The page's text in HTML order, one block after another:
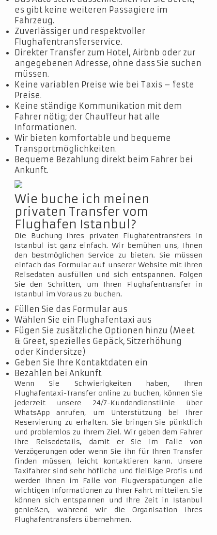
es gibt keine weiteren Passagiere im
Fahrzeug.
Zuverlässiger und respektvoller
Flughafentransferservice.
Direkter Transfer zum Hotel, Airbnb oder zur
angegebenen Adresse, ohne dass Sie suchen
müssen.
Keine variablen Preise wie bei Taxis – feste
Preise.
Keine ständige Kommunikation mit dem
Fahrer nötig; der Chauffeur hat alle
Informationen.
Wir bieten komfortable und bequeme
Transportmöglichkeiten.
Bequeme Bezahlung direkt beim Fahrer bei
Ankunft.
Wie buche ich meinen
privaten Transfer vom
Flughafen Istanbul?
Die Buchung Ihres privaten Flughafentransfers in
Istanbul ist ganz einfach. Wir bemühen uns, Ihnen
den bestmöglichen Service zu bieten. Sie müssen
einfach das Formular auf unserer Website mit Ihren
Reisedaten ausfüllen und sich entspannen. Folgen
Sie den Schritten, um Ihren Flughafentransfer in
Istanbul im Voraus zu buchen.
Füllen Sie das Formular aus
Wählen Sie ein Flughafentaxi aus
Fügen Sie zusätzliche Optionen hinzu (Meet
& Greet, spezielles Gepäck, Sitzerhöhung
oder Kindersitze)
Geben Sie Ihre Kontaktdaten ein
Bezahlen bei Ankunft
Wenn Sie Schwierigkeiten haben, Ihren
Flughafentaxi-Transfer online zu buchen, können Sie
jederzeit unsere 24/7-Kundendienstlinie über
WhatsApp anrufen, um Unterstützung bei Ihrer
Reservierung zu erhalten. Sie bringen Sie pünktlich
und problemlos zu Ihrem Ziel. Wir geben dem Fahrer
Ihre Reisedetails, damit er Sie im Falle von
Verzögerungen oder wenn Sie ihn für Ihren Transfer
finden müssen, leicht kontaktieren kann. Unsere
Taxifahrer sind sehr höfliche und fleißige Profis und
werden Ihnen im Falle von Flugverspätungen alle
wichtigen Informationen zu Ihrer Fahrt mitteilen. Sie
können sich entspannen und Ihre Zeit in Istanbul
genießen, während wir die Organisation Ihres
Flughafentransfers übernehmen.